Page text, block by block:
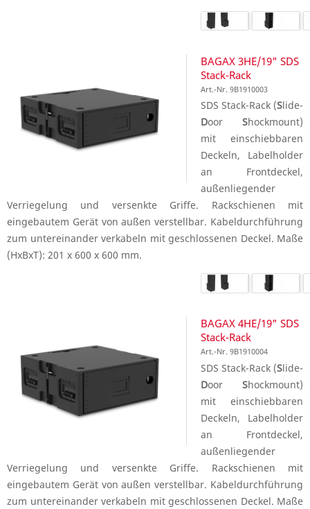
BAGAX 3HE/19" SDS
Stack-Rack
Art.-Nr. 9B1910003
SDS Stack-Rack (Slide-
Door Shockmount)
mit einschiebbaren
Deckeln, Labelholder
an Frontdeckel,
außenliegender
Verriegelung und versenkte Griffe. Rackschienen mit
eingebautem Gerät von außen verstellbar. Kabeldurchführung
zum untereinander verkabeln mit geschlossenen Deckel. Maße
(HxBxT): 201 x 600 x 600 mm.
BAGAX 4HE/19" SDS
Stack-Rack
Art.-Nr. 9B1910004
SDS Stack-Rack (Slide-
Door Shockmount)
mit einschiebbaren
Deckeln, Labelholder
an Frontdeckel,
außenliegender
Verriegelung und versenkte Griffe. Rackschienen mit
eingebautem Gerät von außen verstellbar. Kabeldurchführung
zum untereinander verkabeln mit geschlossenen Deckel. Maße